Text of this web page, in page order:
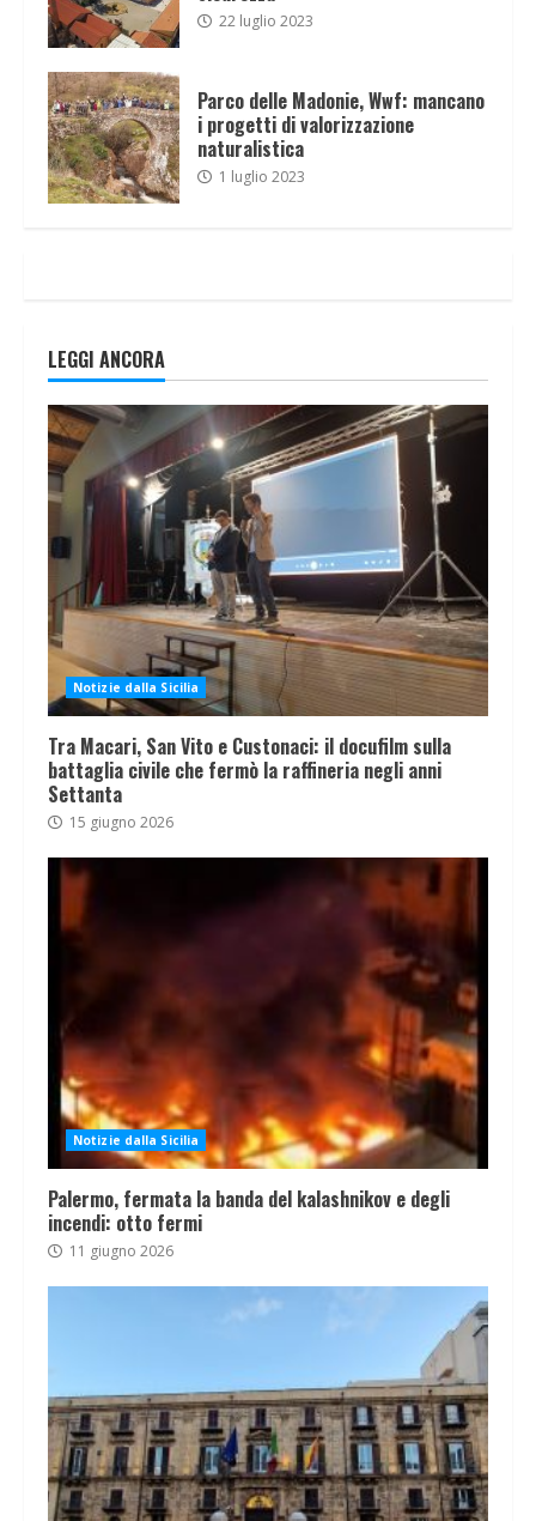
22 luglio 2023
Parco delle Madonie, Wwf: mancano
i progetti di valorizzazione
naturalistica
1 luglio 2023
LEGGI ANCORA
Notizie dalla Sicilia
Tra Macari, San Vito e Custonaci: il docufilm sulla
battaglia civile che fermò la raffineria negli anni
Settanta
15 giugno 2026
Notizie dalla Sicilia
Palermo, fermata la banda del kalashnikov e degli
incendi: otto fermi
11 giugno 2026